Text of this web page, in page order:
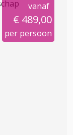
vanaf
€ 489,00
per persoon